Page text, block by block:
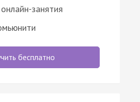
занятия
бесплатно